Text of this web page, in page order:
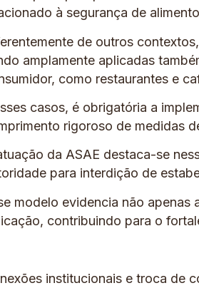
à segurança de
de outros
amplamente aplicadas
como restaurantes e
casos, é obrigatória a
rigoroso de medidas
da ASAE destaca-se
para interdição de
modelo evidencia não apenas
contribuindo para o
institucionais e troca de